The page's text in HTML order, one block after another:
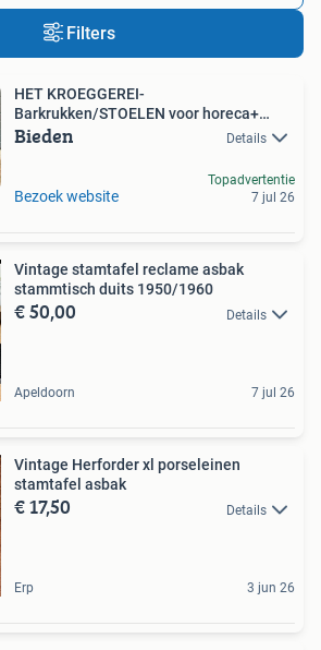
Filters
HET KROEGGEREI-
Barkrukken/STOELEN voor horeca+
particulieren
Bieden Details
Bezoek website
Topadvertentie
7 jul 26
Vintage stamtafel reclame asbak
stammtisch duits 1950/1960
€ 50,00 Details
Apeldoorn 7 jul 26
Vintage Herforder xl porseleinen
stamtafel asbak
€ 17,50 Details
Erp 3 jun 26